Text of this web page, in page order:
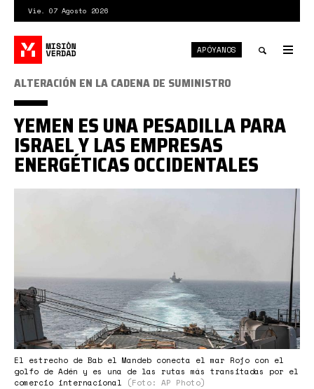
contenido
principal
Vie. 07 Agosto 2026
APÓYANOS
El estrecho de Bab el Mandeb conecta el mar Rojo con el
golfo de Adén y es una de las rutas más transitadas por el
comercio internacional
(Foto: AP Photo)
ALTERACIÓN EN LA CADENA DE SUMINISTRO
YEMEN ES UNA PESADILLA PARA
ISRAEL Y LAS EMPRESAS
ENERGÉTICAS OCCIDENTALES